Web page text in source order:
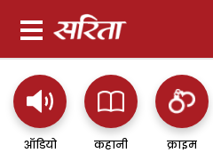
ऑडियो कहानी क्राइम